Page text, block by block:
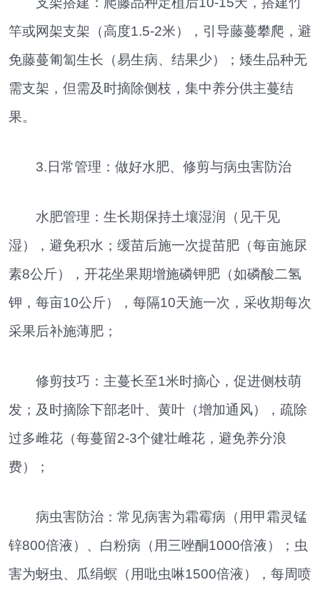
竿或网架支架（高度1.5-2米），引导藤蔓攀爬，避
免藤蔓匍匐生长（易生病、结果少）；矮生品种无
需支架，但需及时摘除侧枝，集中养分供主蔓结
果。
3.日常管理：做好水肥、修剪与病虫害防治
水肥管理：生长期保持土壤湿润（见干见
湿），避免积水；缓苗后施一次提苗肥（每亩施尿
素8公斤），开花坐果期增施磷钾肥（如磷酸二氢
钾，每亩10公斤），每隔10天施一次，采收期每次
采果后补施薄肥；
修剪技巧：主蔓长至1米时摘心，促进侧枝萌
发；及时摘除下部老叶、黄叶（增加通风），疏除
过多雌花（每蔓留2-3个健壮雌花，避免养分浪
费）；
病虫害防治：常见病害为霜霉病（用甲霜灵锰
锌800倍液）、白粉病（用三唑酮1000倍液）；虫
害为蚜虫、瓜绢螟（用吡虫啉1500倍液），每周喷